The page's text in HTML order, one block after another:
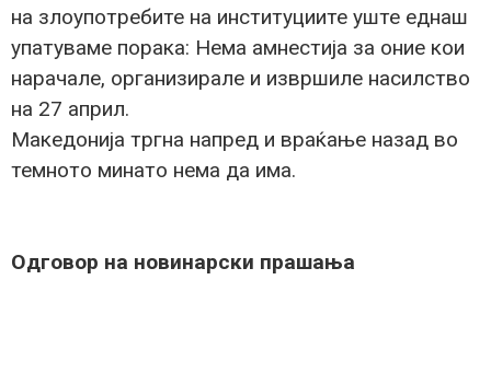
на злоупотребите на институциите уште еднаш
упатуваме порака: Нема амнестија за оние кои
нарачале, организирале и извршиле насилство
на 27 април.
Македонија тргна напред и враќање назад во
темното минато нема да има.
Одговор на новинарски прашања